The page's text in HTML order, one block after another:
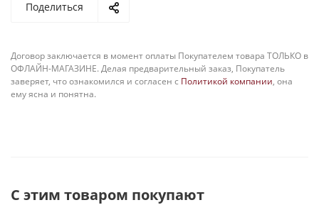
Поделиться
Договор заключается в момент оплаты Покупателем товара ТОЛЬКО в
ОФЛАЙН-МАГАЗИНЕ. Делая предварительный заказ, Покупатель
заверяет, что ознакомился и согласен с Политикой компании, она
ему ясна и понятна.
С этим товаром покупают